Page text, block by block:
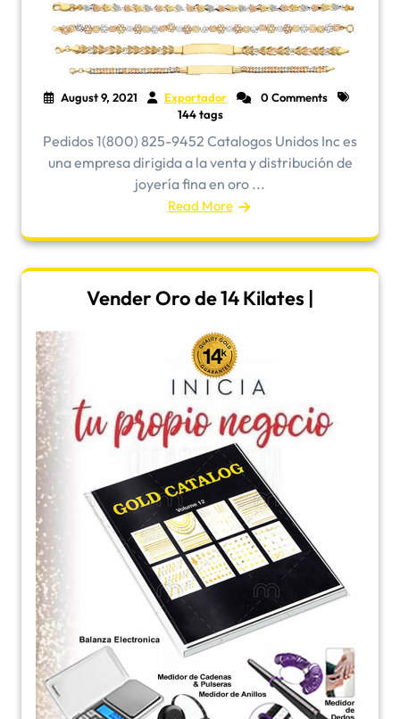
August 9, 2021 Exportador
0 Comments
144 tags
Pedidos 1(800) 825-9452 Catalogos Unidos Inc es
una empresa dirigida a la venta y distribución de
joyería fina en oro ...
Read More
Vender Oro de 14 Kilates |